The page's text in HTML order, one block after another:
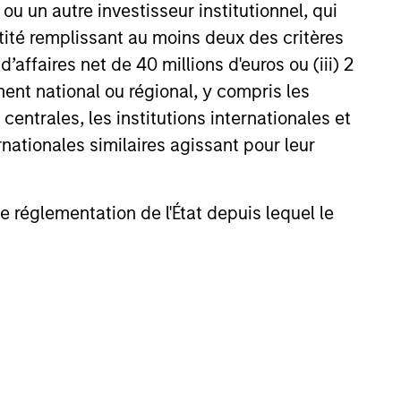
un autre investisseur institutionnel, qui
remplissant au moins deux des critères
net de 40 millions d'euros ou (iii) 2
national ou régional, y compris les
les institutions internationales et
similaires agissant pour leur
réglementation de l'État depuis lequel le
conduisant à une
hausse des anticipations de
tout en maintenant le
produits titrisés sont restés
à une forte demande, malgré
importantes et des
un environnement de